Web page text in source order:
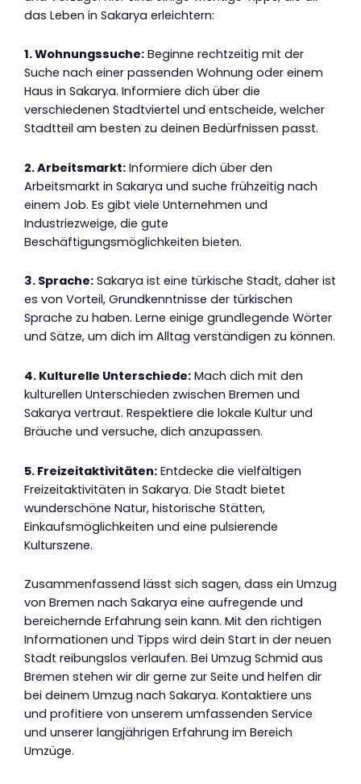
das Leben in Sakarya erleichtern:
1. Wohnungssuche: Beginne rechtzeitig mit der
Suche nach einer passenden Wohnung oder einem
Haus in Sakarya. Informiere dich über die
verschiedenen Stadtviertel und entscheide, welcher
Stadtteil am besten zu deinen Bedürfnissen passt.
2. Arbeitsmarkt: Informiere dich über den
Arbeitsmarkt in Sakarya und suche frühzeitig nach
einem Job. Es gibt viele Unternehmen und
Industriezweige, die gute
Beschäftigungsmöglichkeiten bieten.
3. Sprache: Sakarya ist eine türkische Stadt, daher ist
es von Vorteil, Grundkenntnisse der türkischen
Sprache zu haben. Lerne einige grundlegende Wörter
und Sätze, um dich im Alltag verständigen zu können.
4. Kulturelle Unterschiede: Mach dich mit den
kulturellen Unterschieden zwischen Bremen und
Sakarya vertraut. Respektiere die lokale Kultur und
Bräuche und versuche, dich anzupassen.
5. Freizeitaktivitäten: Entdecke die vielfältigen
Freizeitaktivitäten in Sakarya. Die Stadt bietet
wunderschöne Natur, historische Stätten,
Einkaufsmöglichkeiten und eine pulsierende
Kulturszene.
Zusammenfassend lässt sich sagen, dass ein Umzug
von Bremen nach Sakarya eine aufregende und
bereichernde Erfahrung sein kann. Mit den richtigen
Informationen und Tipps wird dein Start in der neuen
Stadt reibungslos verlaufen. Bei Umzug Schmid aus
Bremen stehen wir dir gerne zur Seite und helfen dir
bei deinem Umzug nach Sakarya. Kontaktiere uns
und profitiere von unserem umfassenden Service
und unserer langjährigen Erfahrung im Bereich
Umzüge.